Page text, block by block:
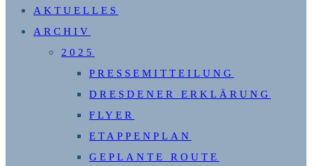
UMSCHALTEN
AKTUELLES
ARCHIV
2025
PRESSEMITTEILUNG
DRESDENER ERKLÄRUNG
FLYER
ETAPPENPLAN
GEPLANTE ROUTE